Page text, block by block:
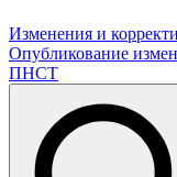
Изменения и
Опубликование
ПНСТ